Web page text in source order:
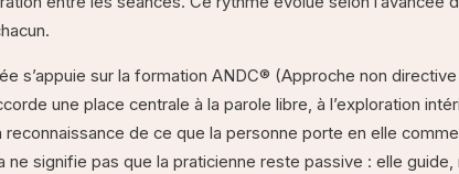
s’appuie sur la formation ANDC® (Approche non directive
une place centrale à la parole libre, à l’exploration
reconnaissance de ce que la personne porte en elle comme
ne signifie pas que la praticienne reste passive : elle guide,